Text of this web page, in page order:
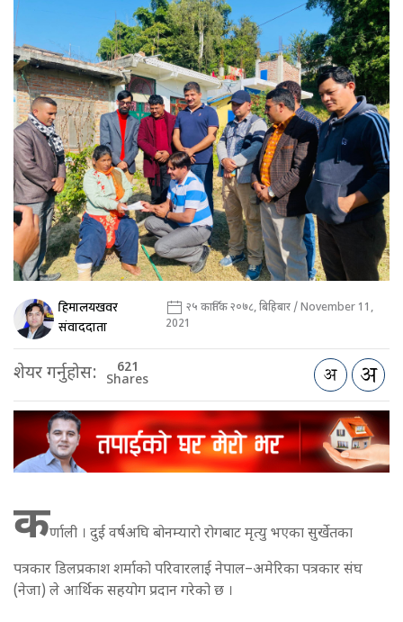
हिमालयखवर
संवाददाता
२५ कार्तिक २०७८, बिहिबार / November 11,
2021
शेयर गर्नुहोस: 621
Shares
कर्णाली । दुई वर्षअघि बोनम्यारो रोगबाट मृत्यु भएका सुर्खेतका
पत्रकार डिलप्रकाश शर्माको परिवारलाई नेपाल–अमेरिका पत्रकार संघ
(नेजा) ले आर्थिक सहयोग प्रदान गरेको छ ।